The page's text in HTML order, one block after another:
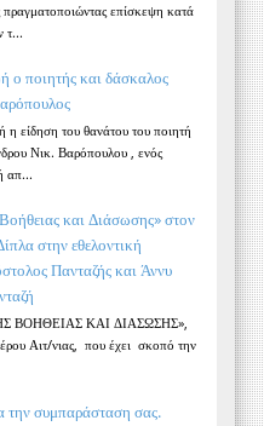
επίσκεψη κατά
τ...
ο ποιητής και δάσκαλος
η είδηση του θανάτου του ποιητή
Νικ. Βαρόπουλου , ενός
απ...
και Διάσωσης» στον
στην εθελοντική
Πανταζής και Άννυ
ΒΟΗΘΕΙΑΣ ΚΑΙ ΔΙΑΣΩΣΗΣ»,
Αιτ/νιας, που έχει σκοπό την
την συμπαράσταση σας.